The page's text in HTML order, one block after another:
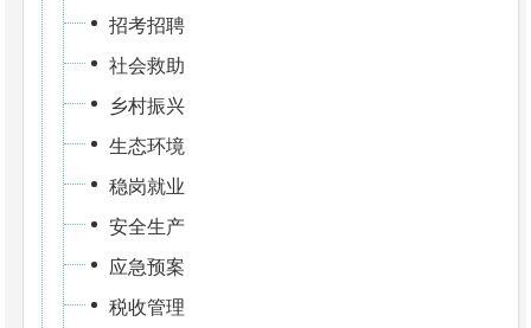
招考招聘
社会救助
乡村振兴
生态环境
稳岗就业
安全生产
应急预案
税收管理